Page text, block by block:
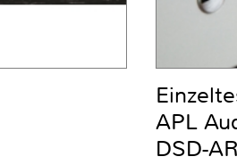
APL
DSD-AR